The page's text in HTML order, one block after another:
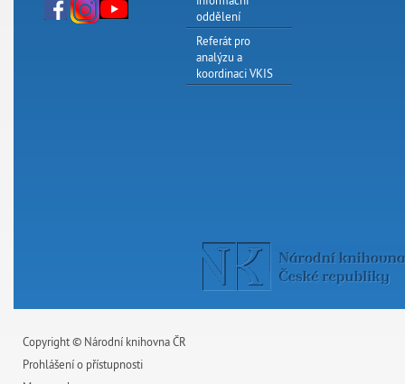
oddělení
Referát pro
analýzu a
koordinaci VKIS
Copyright © Národní knihovna ČR
Prohlášení o přístupnosti